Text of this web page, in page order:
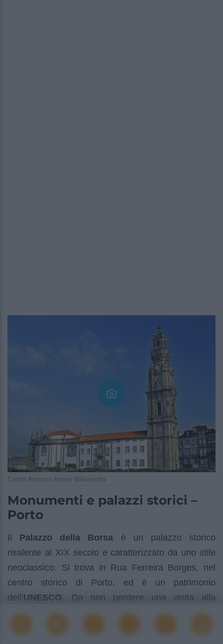
Credit Antonio Amen Wikimedia
Monumenti e palazzi storici –
Porto
Il Palazzo della Borsa è un palazzo storico
risalente al XIX secolo e caratterizzato da uno stile
neoclassico. Si trova in Rua Ferreira Borges, nel
centro storico di Porto, ed è un patrimonio
dell’UNESCO. Da non perdere una visita alla
stazione ferroviaria di São Bento , a nord del